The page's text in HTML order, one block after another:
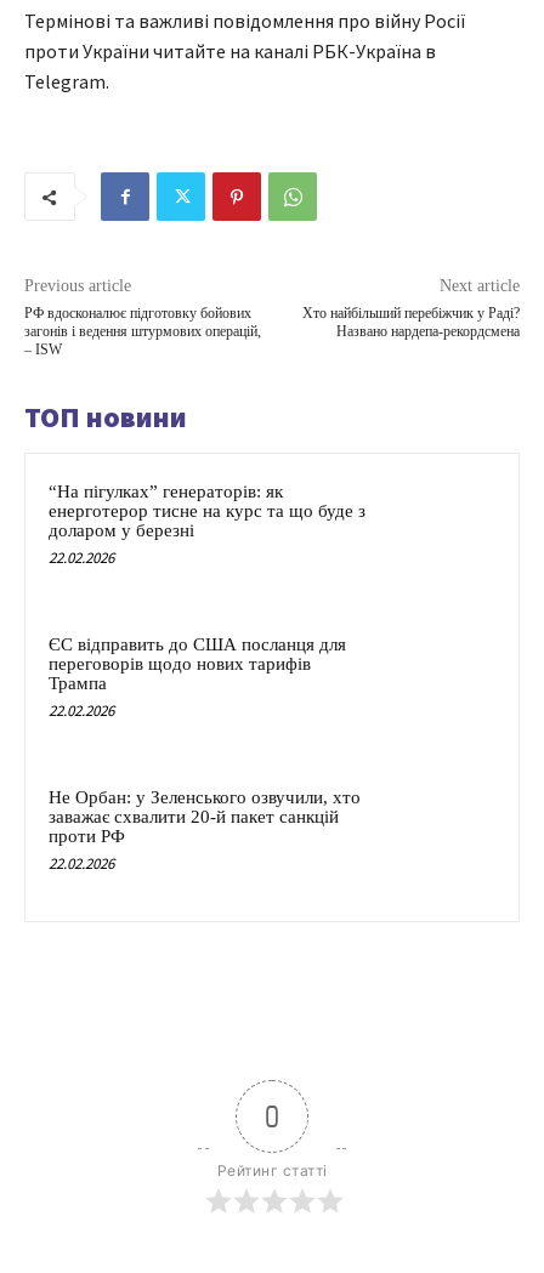
Термінові та важливі повідомлення про війну Росії
проти України читайте на каналі РБК-Україна в
Telegram.
Previous article
РФ вдосконалює підготовку бойових
загонів і ведення штурмових операцій,
– ISW
Next article
Хто найбільший перебіжчик у Раді?
Названо нардепа-рекордсмена
ТОП новини
“На пігулках” генераторів: як
енерготерор тисне на курс та що буде з
доларом у березні
22.02.2026
ЄС відправить до США посланця для
переговорів щодо нових тарифів
Трампа
22.02.2026
Не Орбан: у Зеленського озвучили, хто
заважає схвалити 20-й пакет санкцій
проти РФ
22.02.2026
0
Рейтинг статті